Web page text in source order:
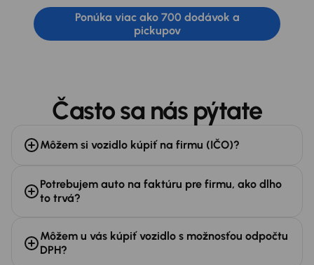
Ponúka viac ako 700 dodávok a
pickupov
Často sa nás pýtate
Môžem si vozidlo kúpiť na firmu (IČO)?
Môžem u vás kúpiť vozidlo s možnosťou odpočtu
DPH?
Potrebujem auto na faktúru pre firmu, ako dlho
to trvá?